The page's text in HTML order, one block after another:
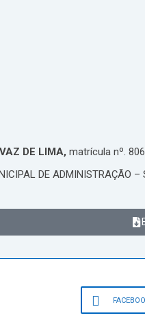
DE LIMA, matrícula nº.
DE ADMINISTRAÇÃO –